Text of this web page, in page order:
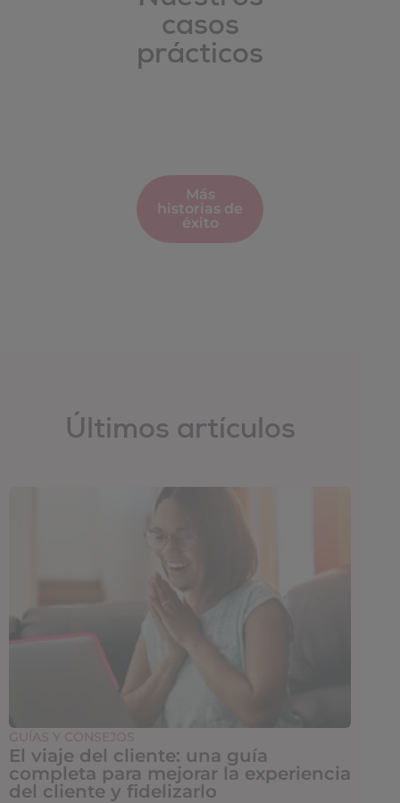
casos
prácticos
Más
historias de
éxito
Últimos artículos
GUÍAS Y CONSEJOS
El viaje del cliente: una guía
completa para mejorar la experiencia
del cliente y fidelizarlo